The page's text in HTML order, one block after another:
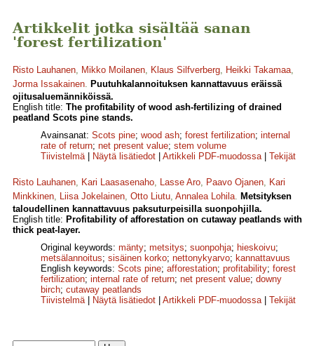
Artikkelit jotka sisältää sanan
'forest fertilization'
Risto Lauhanen, Mikko Moilanen, Klaus Silfverberg, Heikki Takamaa,
Jorma Issakainen. Puutuhkalannoituksen kannattavuus eräissä
ojitusaluemänniköissä.
English title: The profitability of wood ash-fertilizing of drained
peatland Scots pine stands.
Avainsanat: Scots pine; wood ash; forest fertilization; internal
rate of return; net present value; stem volume
Tiivistelmä| Näytä lisätiedot Artikkeli PDF-muodossa| Tekijät
Risto Lauhanen, Kari Laasasenaho, Lasse Aro, Paavo Ojanen, Kari
Minkkinen, Liisa Jokelainen, Otto Liutu, Annalea Lohila. Metsityksen
taloudellinen kannattavuus paksuturpeisilla suonpohjilla.
English title: Profitability of afforestation on cutaway peatlands with
thick peat-layer.
Original keywords: mänty; metsitys; suonpohja; hieskoivu;
metsälannoitus; sisäinen korko; netto­nykyarvo; kannattavuus
English keywords: Scots pine; afforestation; profitability; forest
fertilization; internal rate of return; net present value; downy
birch; cutaway peatlands
Tiivistelmä| Näytä lisätiedot Artikkeli PDF-muodossa| Tekijät